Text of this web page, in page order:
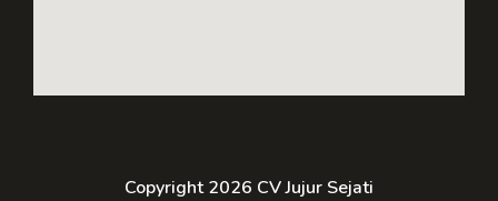
Copyright 2026 CV Jujur Sejati